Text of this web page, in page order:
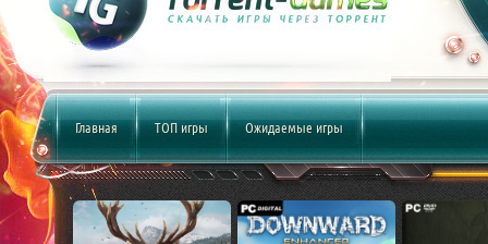
Главная ТОП игры Ожидаемые игры